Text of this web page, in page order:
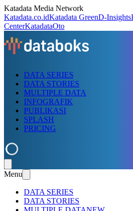
Katadata Media Network
Katadata.co.idKatadata GreenD-Insights
CenterKatadataOto
DATA SERIES
DATA STORIES
MULTIPLE DATA
INFOGRAFIK
PUBLIKASI
SPLASH
PRICING
Menu
DATA SERIES
DATA STORIES